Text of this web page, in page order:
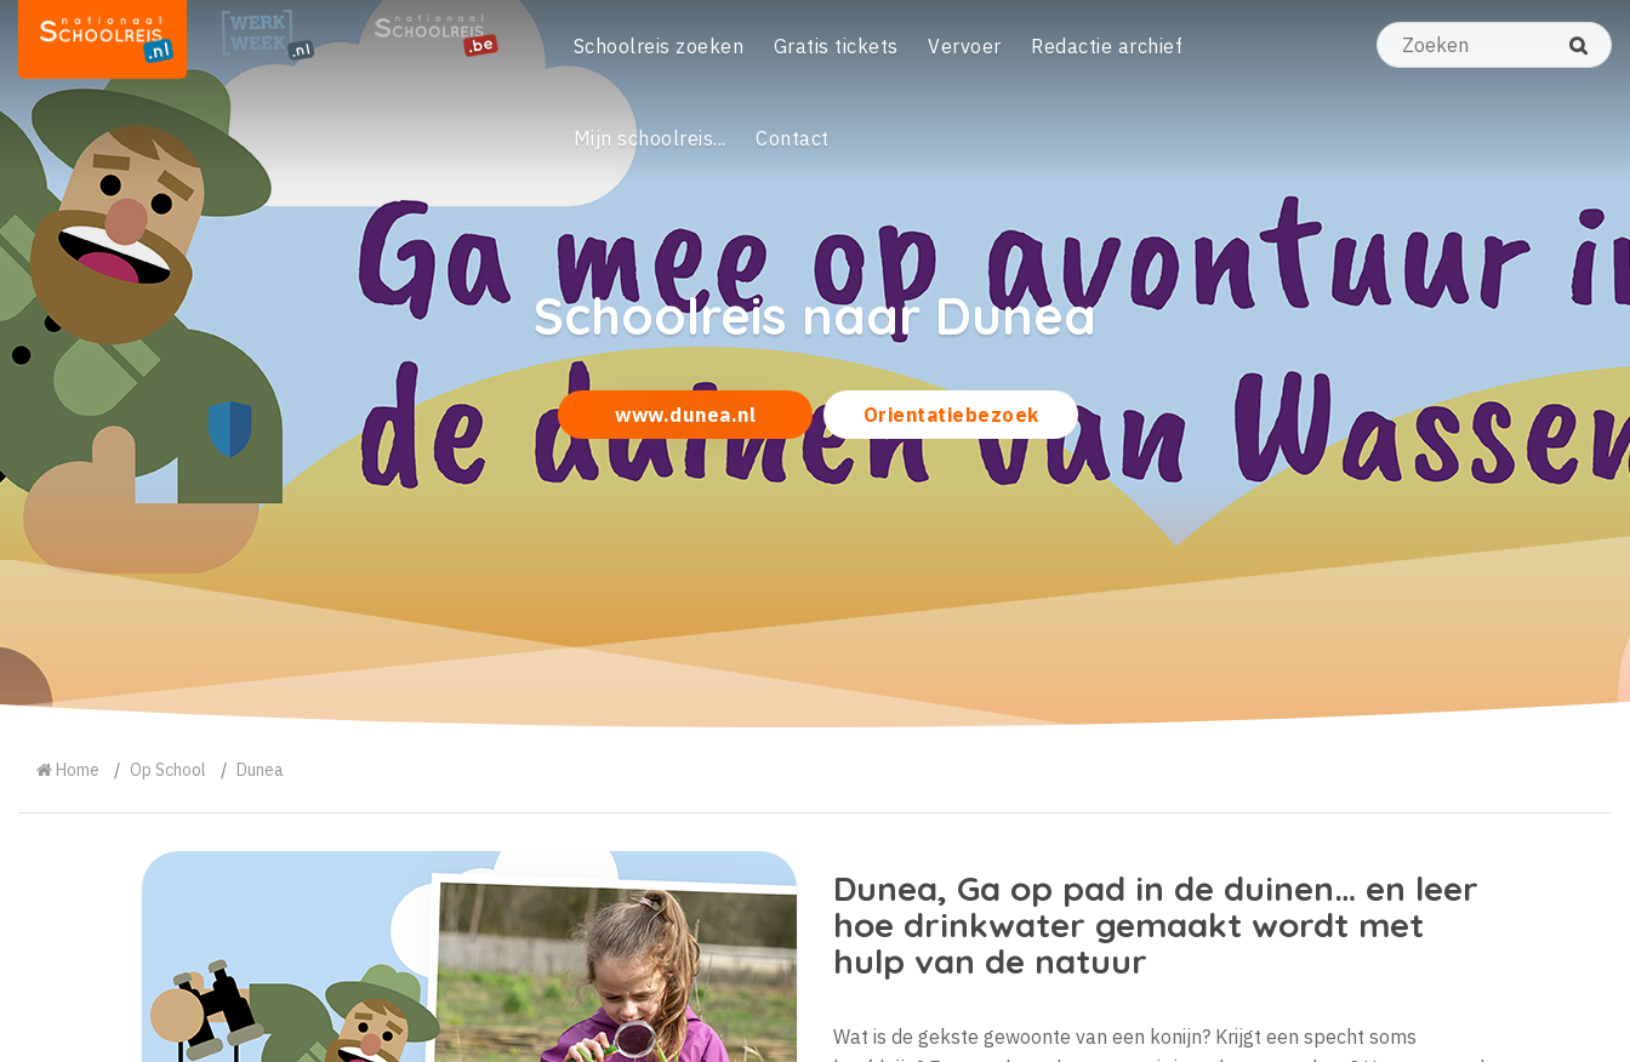
Schoolreis zoeken Gratis tickets Vervoer Redactie archief
Mijn schoolreis... Contact
Schoolreis naar Dunea
www.dunea.nl Orientatiebezoek
Home Op School Dunea
Dunea, Ga op pad in de duinen… en leer
hoe drinkwater gemaakt wordt met
hulp van de natuur
Wat is de gekste gewoonte van een konijn? Krijgt een specht soms